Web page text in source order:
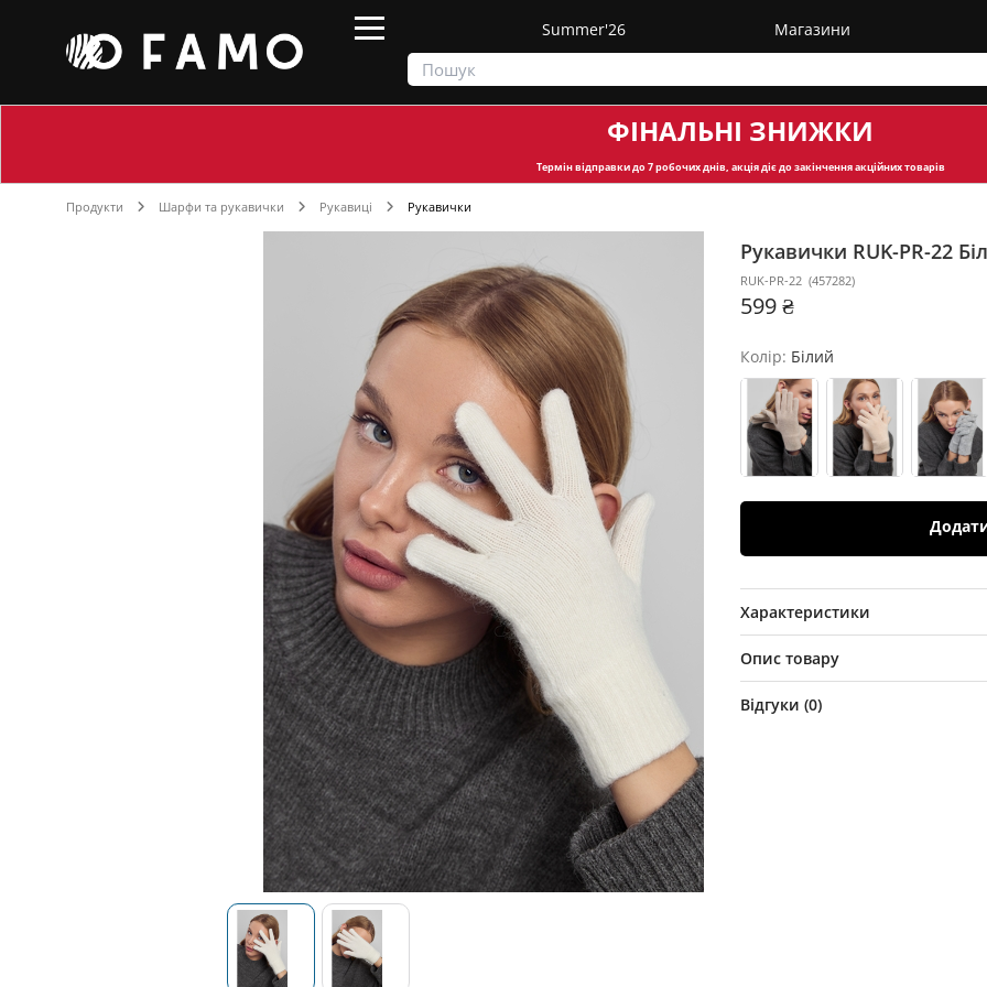
Summer'26 Магазини
ФІНАЛЬНІ ЗНИЖКИ
Термін відправкидо 7 робочих днів, акція діє до закінчення акційних товарів
Продукти Шарфи та рукавички Рукавиці Рукавички
Рукавички RUK-PR-22
RUK-PR-22 (457282)
599 ₴
Колір: Білий
Характеристики
Опис товару
Відгуки (0)